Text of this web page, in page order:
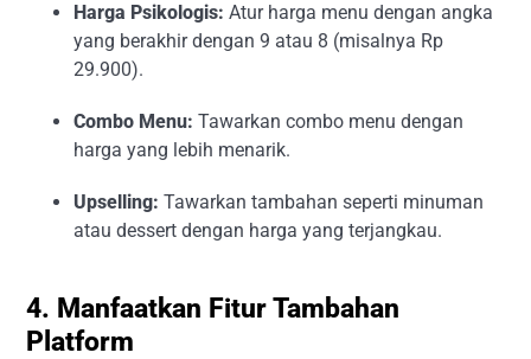
Harga Psikologis: Atur harga menu dengan angka
yang berakhir dengan 9 atau 8 (misalnya Rp
29.900).
Combo Menu: Tawarkan combo menu dengan
harga yang lebih menarik.
Upselling: Tawarkan tambahan seperti minuman
atau dessert dengan harga yang terjangkau.
4. Manfaatkan Fitur Tambahan
Platform